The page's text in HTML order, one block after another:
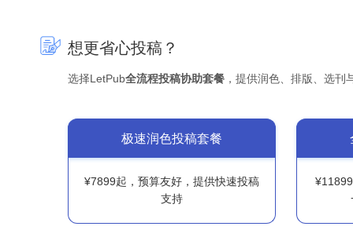
想更省心投稿？
选择LetPub全流程投稿协助套餐 ，提供润色、排版、选
极速润色投稿套餐
¥7899起，预算友好，提供快速投稿
支持